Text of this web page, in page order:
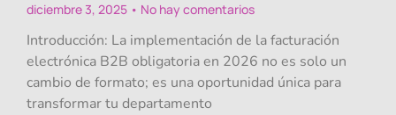
diciembre 3, 2025 No hay comentarios
Introducción: La implementación de la facturación
electrónica B2B obligatoria en 2026 no es solo un
cambio de formato; es una oportunidad única para
transformar tu departamento